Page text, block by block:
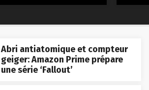
Abri antiatomique et compteur
geiger: Amazon Prime prépare
une série ‘Fallout’